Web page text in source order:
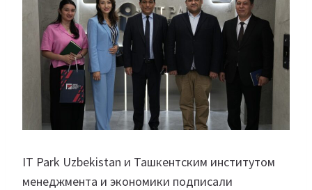
IT Park Uzbekistan и Ташкентским институтом
менеджмента и экономики подписали